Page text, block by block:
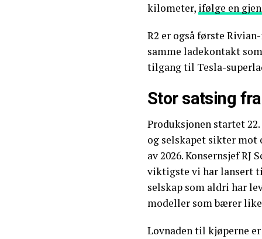
kilometer, ifølge en
R2 er også første
samme ladekontakt
tilgang til Tesla-
Stor satsing
Produksjonen startet
og selskapet sikter mot
av 2026. Konsernsjef RJ
viktigste vi har lansert
selskap som aldri har
modeller som bærer
Lovnaden til kjøperne